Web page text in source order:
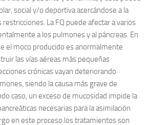
social y/o deportiva acercándose a la
La FQ puede afectar a varios
a los pulmones y al páncreas. En
el moco producido es anormalmente
las vías aéreas más pequeñas
crónicas vayan deteriorando
siendo la causa más grave de
caso, un exceso de mucosidad impide la
necesarias para la asimilación
en este proceso los tratamientos son